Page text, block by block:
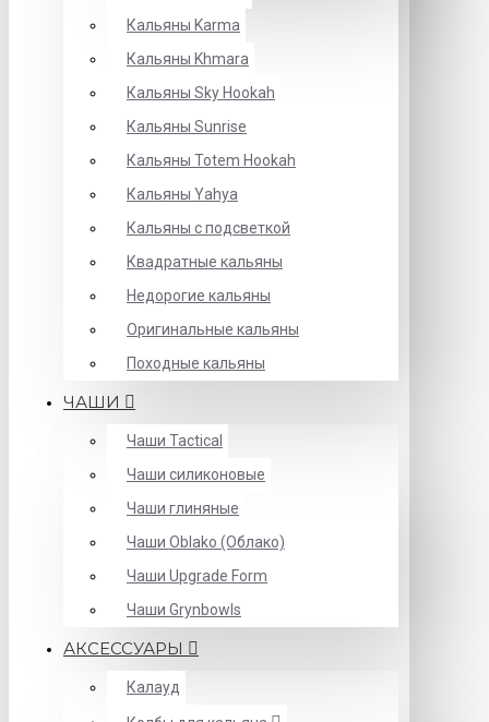
Кальяны Karma
Кальяны Khmara
Кальяны Sky Hookah
Кальяны Sunrise
Кальяны Totem Hookah
Кальяны Yahya
Кальяны с подсветкой
Квадратные кальяны
Недорогие кальяны
Оригинальные кальяны
Походные кальяны
ЧАШИ
Чаши Tactical
Чаши силиконовые
Чаши глиняные
Чаши Oblako (Облако)
Чаши Upgrade Form
Чаши Grynbowls
АКСЕССУАРЫ
Калауд